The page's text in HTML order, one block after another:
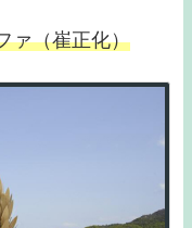
ァ（崔正化）